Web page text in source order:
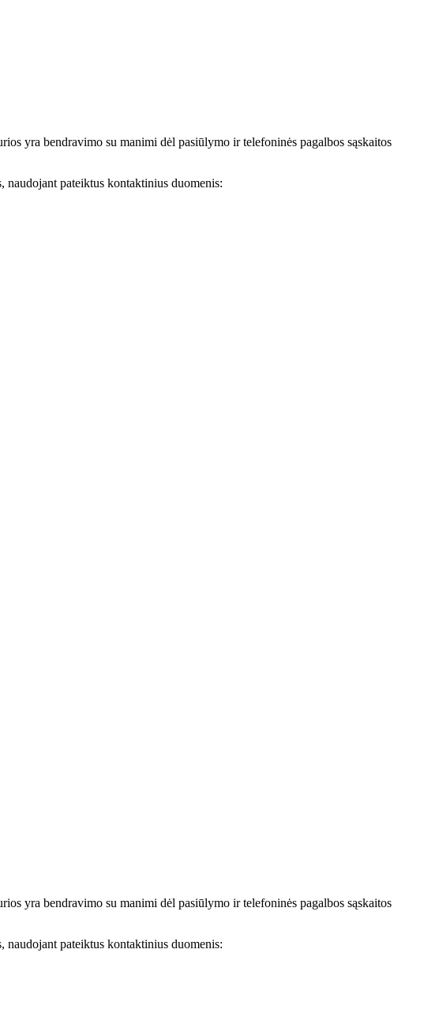
yra bendravimo su manimi dėl pasiūlymo ir telefoninės pagalbos sąskaitos
pateiktus kontaktinius duomenis:
yra bendravimo su manimi dėl pasiūlymo ir telefoninės pagalbos sąskaitos
pateiktus kontaktinius duomenis: